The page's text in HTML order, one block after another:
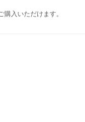
入いただけます。